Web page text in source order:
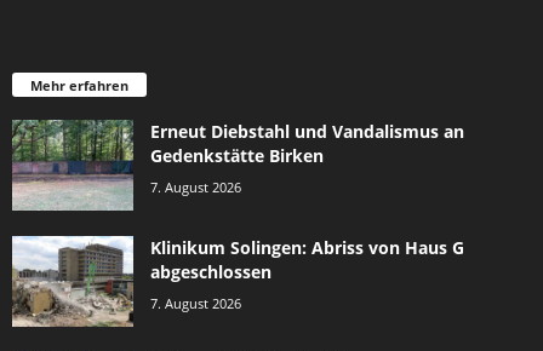
Mehr erfahren
Erneut Diebstahl und Vandalismus an
Gedenkstätte Birken
7. August 2026
Klinikum Solingen: Abriss von Haus G
abgeschlossen
7. August 2026